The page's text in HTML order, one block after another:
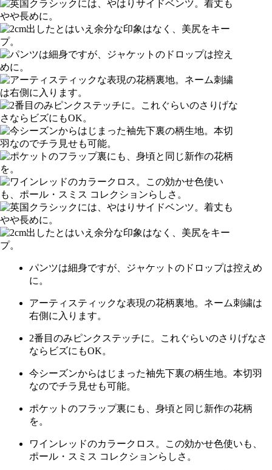
パンツは細身ですが、ジャケットのドロップは控えめ
に。
アーティスティックな表現の花柄裏地。ネーム刺繍は
右側に入ります。
2番目のみピンクステッチに。これぐらいのさりげなさ
ならビズにもOK。
今シーズンからはじまった袖先下裏の柄生地。本切羽
なのでチラ見せも可能。
ポケットのフラップ裏にも、身頃と同じ新作の花柄
を。
ワインレッドのカラークロス。この効かせ色使いも、
ポール・スミス コレクションらしさ。